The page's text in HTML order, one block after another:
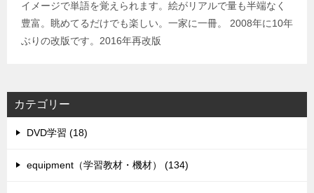
イメージで単語を覚えられます。絵がリアルで量も半端なく
豊富。眺めてるだけでも楽しい。一家に一冊。 2008年に10年
ぶりの改版です。2016年再改版
カテゴリー
DVD学習 (18)
equipment（学習教材・機材） (134)